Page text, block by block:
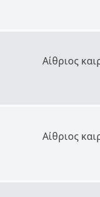
Αίθριος
Αίθριος